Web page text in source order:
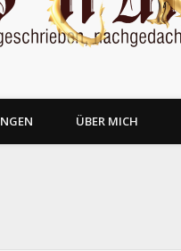
ÜBER MICH